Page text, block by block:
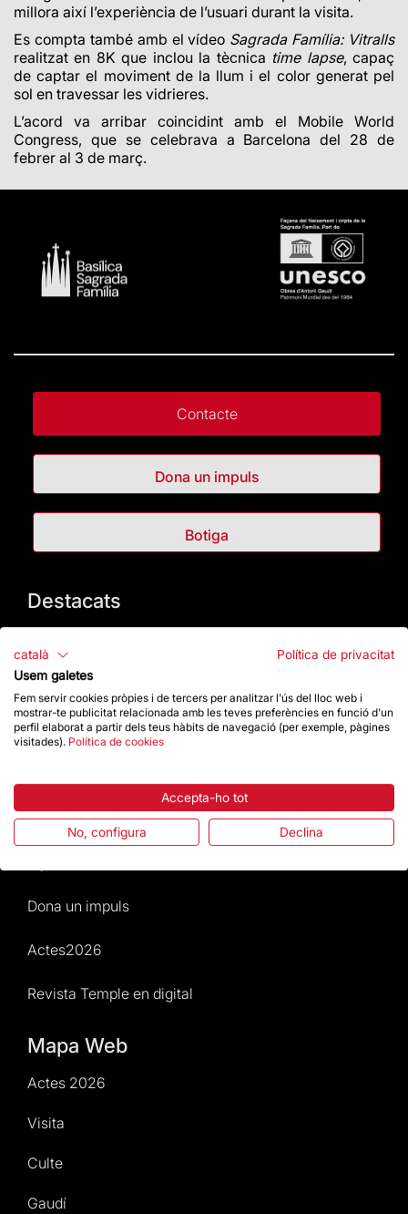
millora així l’experiència de l’usuari durant la visita.
Es compta també amb el vídeo Sagrada Família: Vitralls
realitzat en 8K que inclou la tècnica time lapse, capaç
de captar el moviment de la llum i el color generat pel
sol en travessar les vidrieres.
L’acord va arribar coincidint amb el Mobile World
Congress, que se celebrava a Barcelona del 28 de
febrer al 3 de març.
Contacte
Dona un impuls
Botiga
Destacats
Preguntes freqüents
Atenció al Visitant
Notícies i Actualitat
Dona un impuls
Actes2026
Revista Temple en digital
Mapa Web
Actes 2026
Visita
Culte
Gaudí
català
Política de privacitat
Usem galetes
Fem servir cookies pròpies i de tercers per analitzar l'ús del lloc web i
mostrar-te publicitat relacionada amb les teves preferències en funció d'un
perfil elaborat a partir dels teus hàbits de navegació (per exemple, pàgines
visitades). Política de cookies
Accepta-ho tot
No, configura Declina